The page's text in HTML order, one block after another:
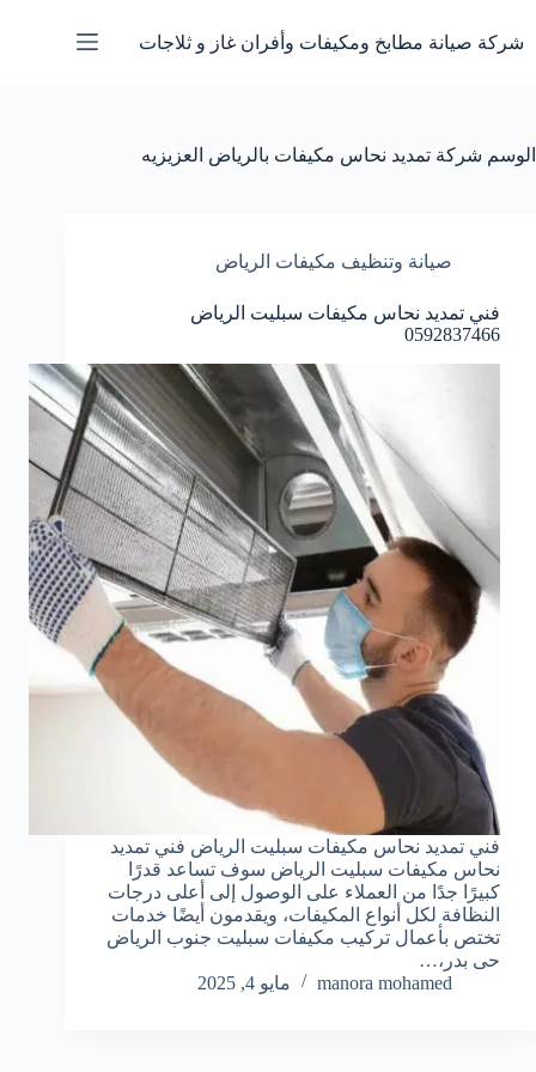
إلى
المحتوى
شركة صيانة مطابخ ومكيفات وأفران غاز و ثلاجات
الوسم شركة تمديد نحاس مكيفات بالرياض العزيزيه
صيانة وتنظيف مكيفات الرياض
فني تمديد نحاس مكيفات سبليت الرياض
0592837466
فني تمديد نحاس مكيفات سبليت الرياض فني تمديد
نحاس مكيفات سبليت الرياض سوف تساعد قدرًا
كبيرًا جدًا من العملاء على الوصول إلى أعلى درجات
النظافة لكل أنواع المكيفات، ويقدمون أيضًا خدمات
تختص بأعمال تركيب مكيفات سبليت جنوب الرياض
حى بدر،…
manora mohamed
مايو 4, 2025